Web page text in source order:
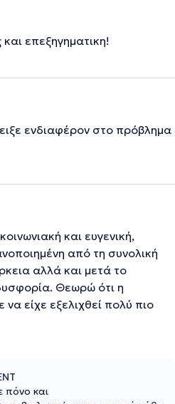
επεξηγηματικη!
ενδιαφέρον στο πρόβλημα
και ευγενική,
από τη συνολική
αλλά και μετά το
Θεωρώ ότι η
είχε εξελιχθεί πολύ πιο
πόνο και